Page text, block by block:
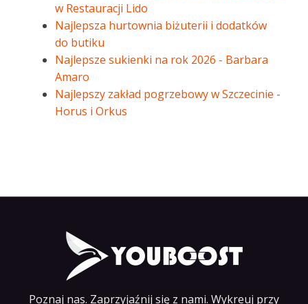
w Restauracji Lido
Najlepsza hurtownia biżuterii i dodatków
do butiku
Najlepsze sukienki na rok 2026 - Barbara
Amaro
Najlepszy zakład pogrzebowy w Szczecinie -
Horus i Orkus
Poznaj nas. Zaprzyjaźnij się z nami. Wykreuj przy